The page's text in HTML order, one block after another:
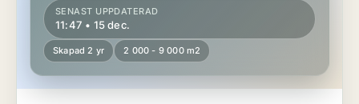
SENAST UPPDATERAD
11:47 • 15 dec.
Skapad 2 yr 2 000 - 9 000 m2